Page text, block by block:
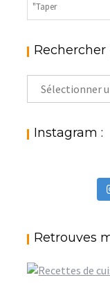
Rechercher
Rechercher
par
: Instagram :
Retrouves